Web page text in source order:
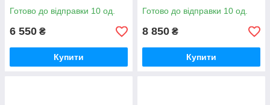
(30 Вт) amc
Готово до відправки 10 од.
6 550 ₴
Купити
(30 Вт) amc
Готово до відправки 10 од.
8 850 ₴
Купити